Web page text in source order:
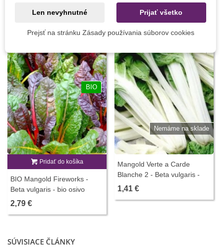
8 INÝCH PRODUKTOV V TEJ ISTEJ KATEGÓRII:
BIO
Pridať do košíka
BIO Mangold Fireworks -
Beta vulgaris - bio osivo
mangoldu - 45 ks
2,79 €
Nemáme na sklade
Mangold Verte a Carde
Blanche 2 - Beta vulgaris -
predaj semien - 50 ks
1,41 €
SÚVISIACE ČLÁNKY
Len nevyhnutné Prijať všetko
Prejsť na stránku Zásady používania súborov cookies